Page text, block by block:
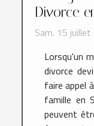
Divorce
Sam. 15
Lorsqu'un
divorce
faire appel
famille en
peuvent